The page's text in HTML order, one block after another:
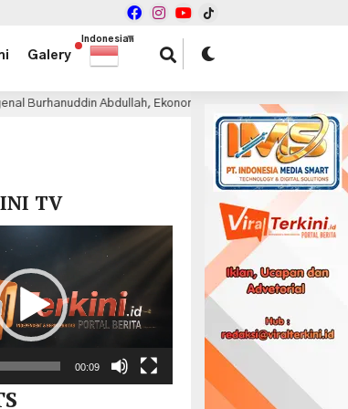
Galery
Indonesian
▼
Ekonom Brilian di Balik Sejumlah Reformasi Besar
TV
00:09